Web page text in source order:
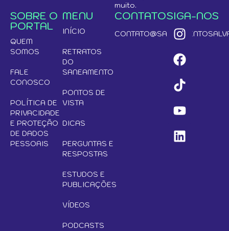
muito.
SOBRE O
PORTAL
QUEM
SOMOS
FALE
CONOSCO
POLÍTICA DE
PRIVACIDADE
E PROTEÇÃO
DE DADOS
PESSOAIS
MENU
INÍCIO
RETRATOS
DO
SANEAMENTO
PONTOS DE
VISTA
DICAS
PERGUNTAS E
RESPOSTAS
ESTUDOS E
PUBLICAÇÕES
VÍDEOS
PODCASTS
CONTATOSIGA-NOS